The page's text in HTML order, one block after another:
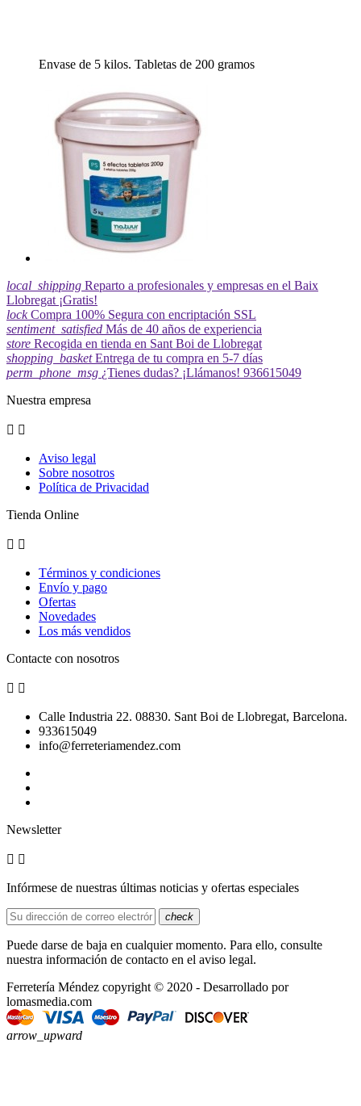
Envase de 5 kilos. Tabletas de 200 gramos
local_shipping Reparto a profesionales y empresas en el Baix
Llobregat ¡Gratis!
lock Compra 100% Segura con encriptación SSL
sentiment_satisfied Más de 40 años de experiencia
store Recogida en tienda en Sant Boi de Llobregat
shopping_basket Entrega de tu compra en 5-7 días
perm_phone_msg ¿Tienes dudas? ¡Llámanos! 936615049
Nuestra empresa
 
Aviso legal
Sobre nosotros
Política de Privacidad
Tienda Online
 
Términos y condiciones
Envío y pago
Ofertas
Novedades
Los más vendidos
Contacte con nosotros
 
Calle Industria 22. 08830. Sant Boi de Llobregat, Barcelona.
933615049
info@ferreteriamendez.com
Newsletter
 
Infórmese de nuestras últimas noticias y ofertas especiales
check
Puede darse de baja en cualquier momento. Para ello, consulte
nuestra información de contacto en el aviso legal.
Ferretería Méndez copyright © 2020 - Desarrollado por
lomasmedia.com
arrow_upward